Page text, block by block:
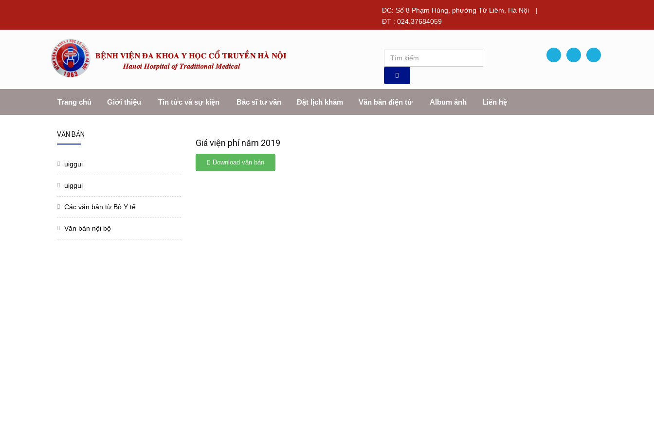
ĐC: Số 8 Phạm Hùng, phường Từ Liêm, Hà Nội
|
ĐT : 024.37684059
Trang chủ Giới thiệu Tin tức và sự kiện Bác sĩ tư vấn Đặt lịch khám Văn bản điện tử Album ảnh Liên hệ
VĂN BẢN
uiggui
uiggui
Các văn bản từ Bộ Y tế
Văn bản nội bộ
Giá viện phí năm 2019
Download văn bản